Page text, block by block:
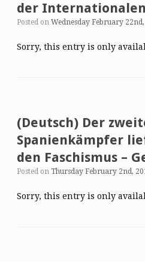
der Internationalen
Posted on Wednesday February
Sorry, this entry is only
(Deutsch) Der
Spanienkämpfer
den Faschismus –
Posted on Thursday February 2nd,
Sorry, this entry is only